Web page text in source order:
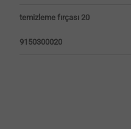
temizleme fırçası 20
9150300020